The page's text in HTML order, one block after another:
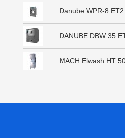
Danube WPR-8 ET2
DANUBE DBW 35
MACH Elwash HT